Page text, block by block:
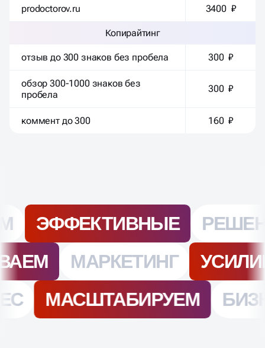
prodoctorov.ru 3400 ₽
Копирайтинг
отзыв до 300 знаков без пробела 300 ₽
обзор 300-1000 знаков без
пробела
300 ₽
коммент до 300 160 ₽